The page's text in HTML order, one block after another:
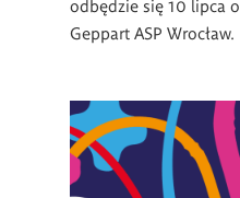
odbędzie się 10 lipca
Geppart ASP Wrocław.